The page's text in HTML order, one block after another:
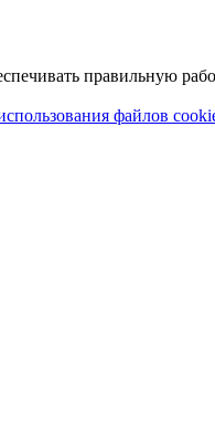
правильную
файлов